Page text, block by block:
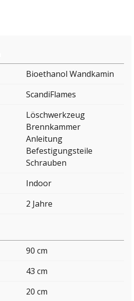
Bioethanol Wandkamin
ScandiFlames
Löschwerkzeug
Brennkammer
Anleitung
Befestigungsteile
Schrauben
Indoor
2 Jahre
90 cm
43 cm
20 cm